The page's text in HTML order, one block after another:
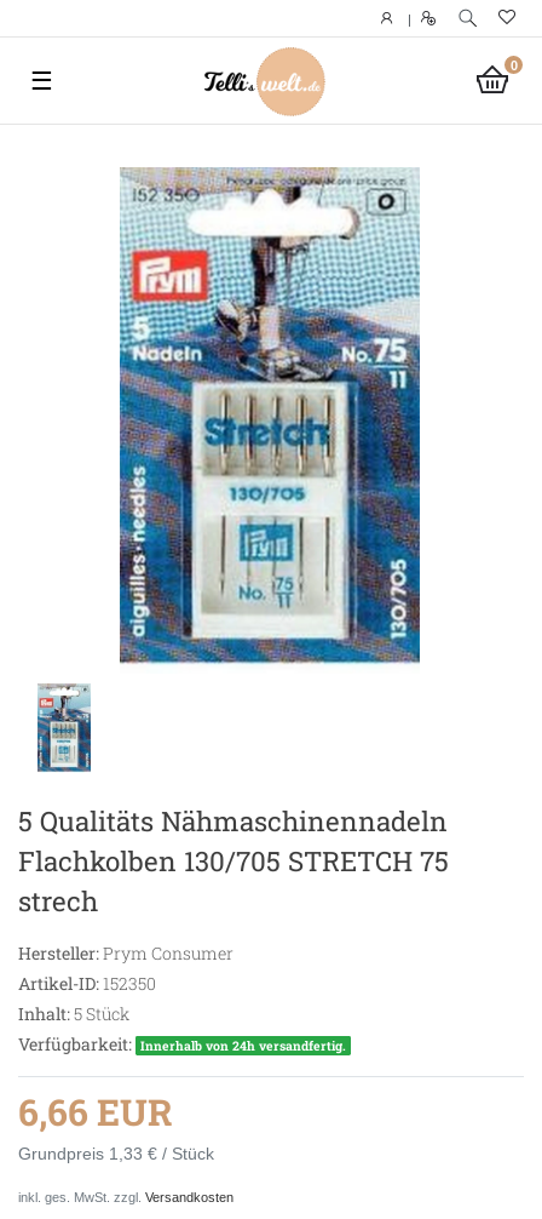
|
0
☰
5 Qualitäts Nähmaschinennadeln
Flachkolben 130/705 STRETCH 75
strech
Hersteller:Prym Consumer
Artikel-ID:152350
Inhalt:5Stück
Verfügbarkeit: Innerhalb von 24h versandfertig.
6,66 EUR
Grundpreis 1,33 € / Stück
inkl. ges. MwSt. zzgl. Versandkosten